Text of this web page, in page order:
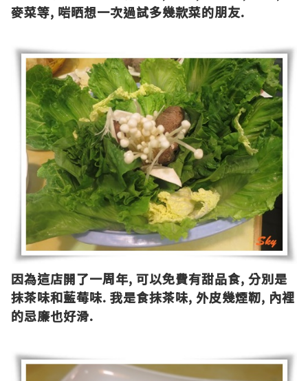
麥菜等, 啱晒想一次過試多幾款菜的朋友.
因為這店開了一周年, 可以免費有甜品食, 分別是
抹茶味和藍莓味. 我是食抹茶味, 外皮幾煙靭, 內裡
的忌廉也好滑.